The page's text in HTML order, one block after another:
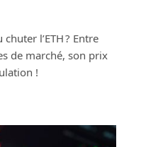
l’ETH ? Entre
de marché, son prix
!